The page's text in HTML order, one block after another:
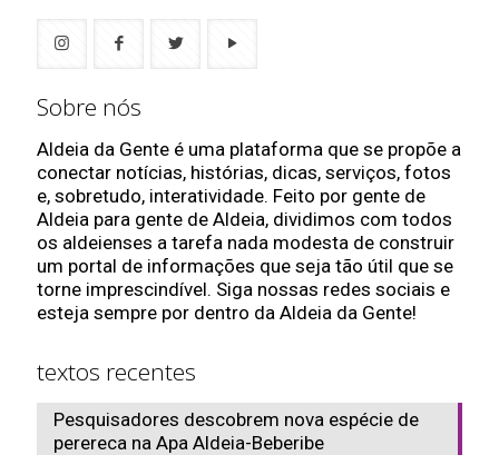
Sobre nós
Aldeia da Gente é uma plataforma que se propõe a
conectar notícias, histórias, dicas, serviços, fotos
e, sobretudo, interatividade. Feito por gente de
Aldeia para gente de Aldeia, dividimos com todos
os aldeienses a tarefa nada modesta de construir
um portal de informações que seja tão útil que se
torne imprescindível. Siga nossas redes sociais e
esteja sempre por dentro da Aldeia da Gente!
textos recentes
Pesquisadores descobrem nova espécie de
perereca na Apa Aldeia-Beberibe